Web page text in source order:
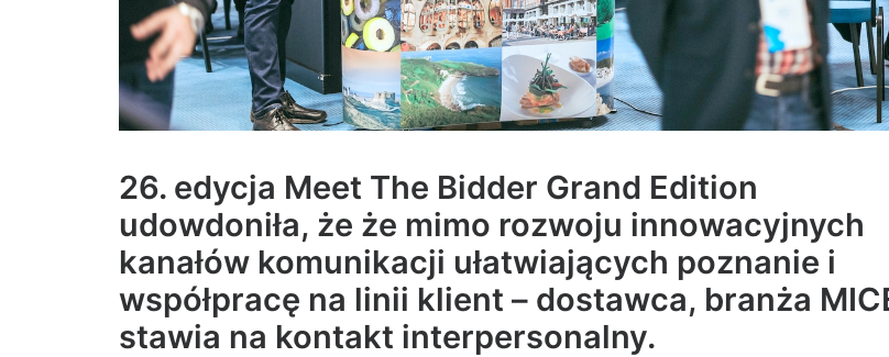
26. edycja Meet The Bidder Grand Edition
udowdoniła, że że mimo rozwoju innowacyjnych
kanałów komunikacji ułatwiających poznanie i
współpracę na linii klient – dostawca, branża
stawia na kontakt interpersonalny.